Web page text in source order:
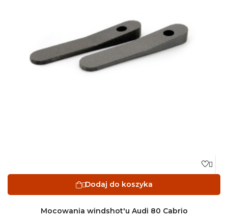

Dodaj do koszyka
Mocowania windshot'u Audi 80 Cabrio